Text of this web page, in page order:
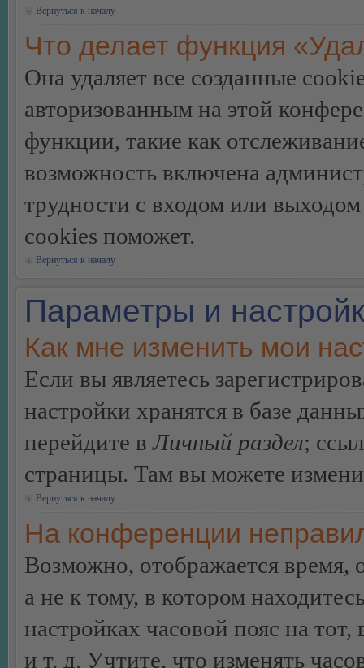
Вернуться к началу
Что делает функция
Она удаляет все созданные
авторизованным на этой
функции, такие как
возможность включена
трудности с входом или
cookies поможет.
Вернуться к началу
Параметры и
Как мне изменить мои
Если вы являетесь
настройки хранятся в базе
перейдите вЛичный раздел;
страницы. Там вы можете
Вернуться к началу
На конференции
Возможно, отображается время,
а не к тому, в котором
настройках часовой пояс на
и т. д. Учтите, что изменять